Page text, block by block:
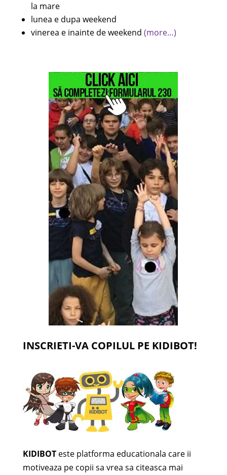
la mare
lunea e dupa weekend
vinerea e inainte de weekend (more…)
INSCRIETI-VA COPILUL PE KIDIBOT!
KIDIBOTeste platforma educationala care ii
motiveaza pe copii sa vrea sa citeasca mai